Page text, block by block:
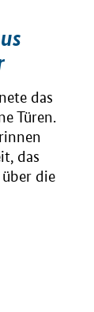
das
Türen.
das
die